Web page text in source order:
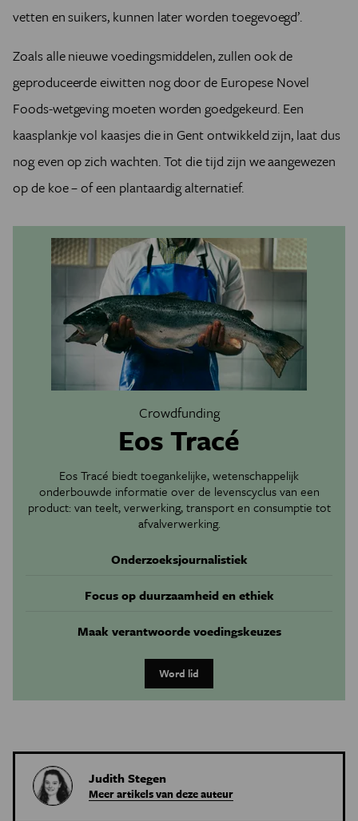
vetten en suikers, kunnen later worden toegevoegd’.
Zoals alle nieuwe voedingsmiddelen, zullen ook de
geproduceerde eiwitten nog door de Europese Novel
Foods-wetgeving moeten worden goedgekeurd. Een
kaasplankje vol kaasjes die in Gent ontwikkeld zijn, laat dus
nog even op zich wachten. Tot die tijd zijn we aangewezen
op de koe – of een plantaardig alternatief.
Crowdfunding
Eos Tracé
Eos Tracé biedt toegankelijke, wetenschappelijk
onderbouwde informatie over de levenscyclus van een
product: van teelt, verwerking, transport en consumptie tot
afvalverwerking.
Onderzoeksjournalistiek
Focus op duurzaamheid en ethiek
Maak verantwoorde voedingskeuzes
Word lid
Judith Stegen
Meer artikels van deze auteur